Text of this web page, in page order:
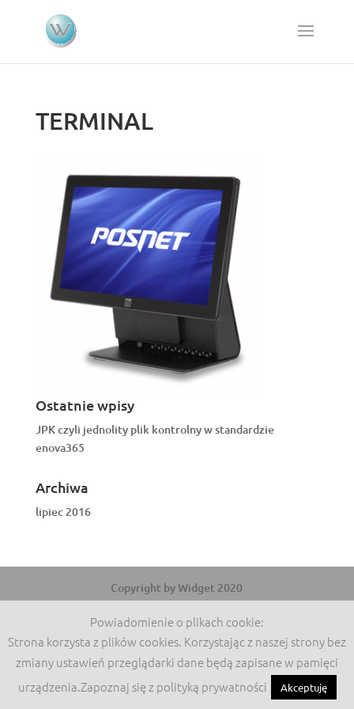
TERMINAL
Ostatnie wpisy
JPK czyli jednolity plik kontrolny w standardzie
enova365
Archiwa
lipiec 2016
Copyright by Widget 2020
Powiadomienie o plikach cookie:
Strona korzysta z plików cookies. Korzystając z naszej strony bez
zmiany ustawień przeglądarki dane będą zapisane w pamięci
urządzenia.Zapoznaj się z polityką prywatności
Akceptuję